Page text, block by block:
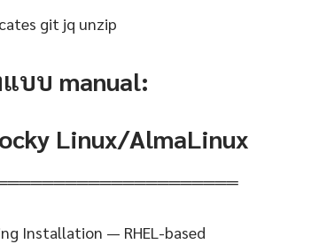
git jq unzip
บบ manual:
Linux/AlmaLinux
Installation — RHEL-based